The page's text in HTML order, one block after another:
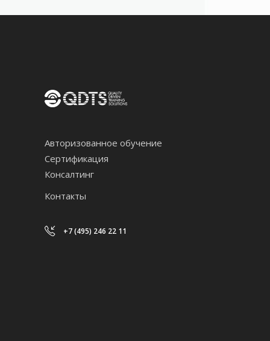
Авторизованное обучение
Сертификация
Консалтинг
Контакты
+7 (495) 246 22 11